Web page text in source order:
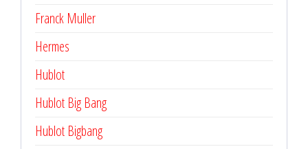
Franck Muller
Hermes
Hublot
Hublot Big Bang
Hublot Bigbang